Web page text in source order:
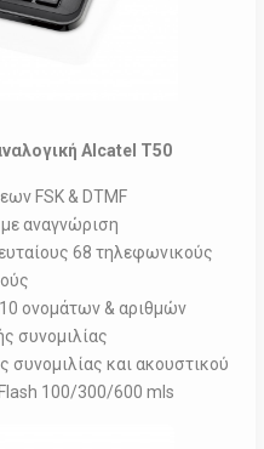
Alcatel T50
FSK & DTMF
αναγνώριση
68 τηλεφωνικούς
ονομάτων & αριθμών
συνομιλίας
συνομιλίας και ακουστικού
100/300/600 mls